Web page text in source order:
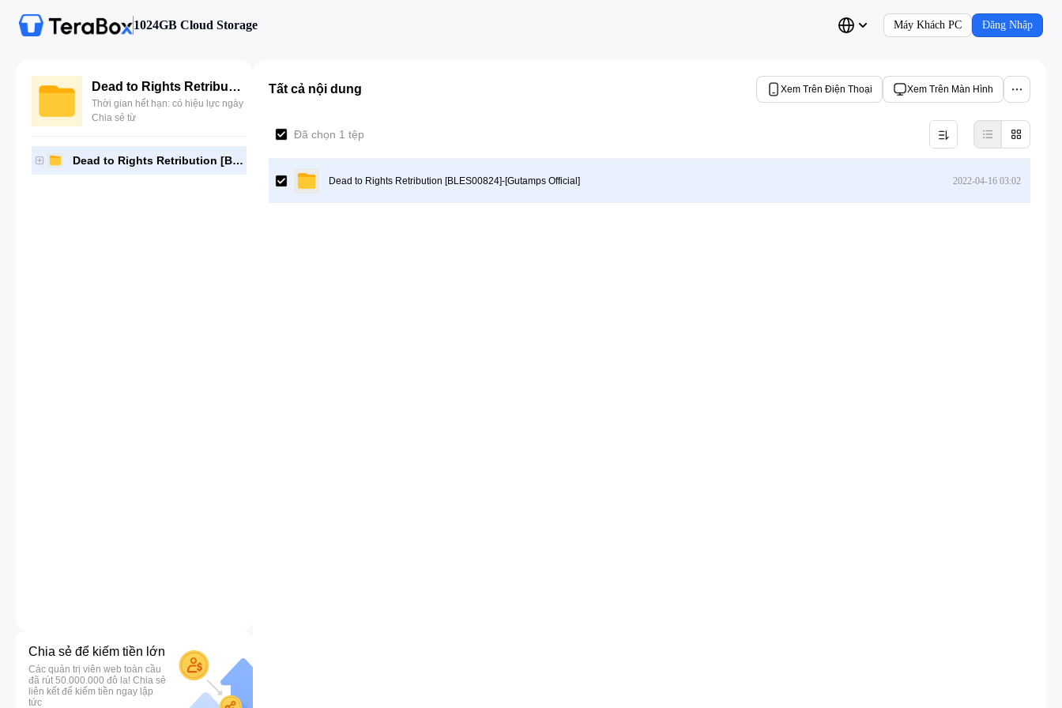
1024GB Cloud Storage Máy Khách PC Đăng Nhập
Dead to Rights Retribution [BLES00824]-[Gutamps Official]
Thời gian hết hạn: có hiệu lực ngày
Chia sẻ từ
Dead to Rights Retribution [BLES00824]-[Gutamps Official]
Chia sẻ để kiếm tiền lớn
Các quản trị viên web toàn cầu
đã rút 50.000.000 đô la! Chia sẻ
liên kết để kiếm tiền ngay lập
tức
Tất cả nội dung Xem Trên Điện Thoại Xem Trên Màn Hình
Đã chọn 1 tệp
Dead to Rights Retribution [BLES00824]-[Gutamps Official] 2022-04-16 03:02